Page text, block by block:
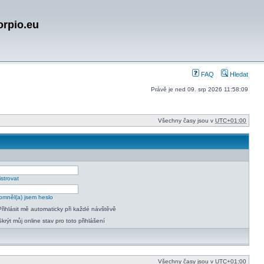
FAQ Hledat
Právě je ned 09. srp 2026 11:58:09
Všechny časy jsou v UTC+01:00
jsem heslo
mě automaticky při každé návštěvě
můj online stav pro toto přihlášení
Všechny časy jsou v UTC+01:00